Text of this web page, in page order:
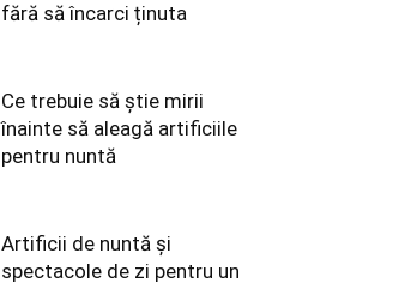
fără să încarci ținuta
Ce trebuie să știe mirii
înainte să aleagă artificiile
pentru nuntă
Artificii de nuntă și
spectacole de zi pentru un